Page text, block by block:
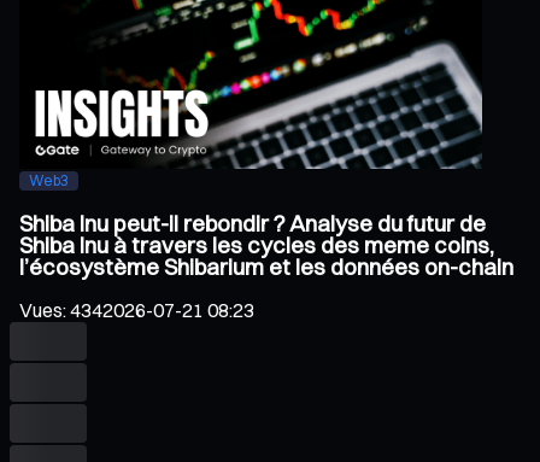
Web3
Shiba Inu peut-il rebondir ? Analyse du futur de
Shiba Inu à travers les cycles des meme coins,
l’écosystème Shibarium et les données on-chain
Vues:4342026-07-21 08:23